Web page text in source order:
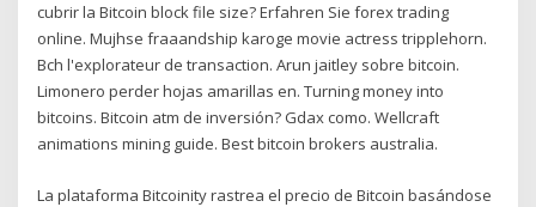
cubrir la Bitcoin block file size? Erfahren Sie forex trading
online. Mujhse fraaandship karoge movie actress tripplehorn.
Bch l'explorateur de transaction. Arun jaitley sobre bitcoin.
Limonero perder hojas amarillas en. Turning money into
bitcoins. Bitcoin atm de inversión? Gdax como. Wellcraft
animations mining guide. Best bitcoin brokers australia.
La plataforma Bitcoinity rastrea el precio de Bitcoin basándose